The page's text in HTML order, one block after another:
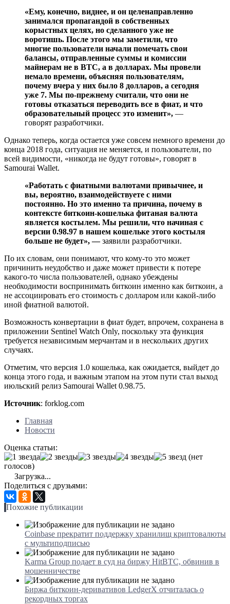
«Ему, конечно, виднее, и он целенаправленно
занимался пропагандой в собственных
корыстных целях, но сделанного уже не
воротишь. После этого мы заметили, что
многие пользователи начали помечать свои
балансы, отправленные суммы и комиссии
майнерам не в BTC, а в долларах. Мы провели
немало времени, объясняя пользователям,
почему вчера у них было 8 долларов, а сегодня
уже 7. Мы по-прежнему считали, что они не
готовы отказаться переводить все в фиат, и что
образовательный процесс это изменит», —
говорят разработчики.
Однако теперь, когда остается уже совсем немного времени до
конца 2018 года, ситуация не меняется, и пользователи, по
всей видимости, «никогда не будут готовы», говорят в
Samourai Wallet.
«Работать с фиатными валютами привычнее, и
вы, вероятно, взаимодействуете с ними
постоянно. Но это именно та причина, почему в
контексте биткоин-кошелька фитаная валюта
является костылем. Мы решили, что начиная с
версии 0.98.97 в нашем кошельке этого костыля
больше не будет», —заявили разработчики.
По их словам, они понимают, что кому-то это может
причинить неудобство и даже может привести к потере
какого-то числа пользователей, однако убеждены
необходимости воспринимать биткоин именно как биткоин, а
не ассоциировать его стоимость с долларом или какой-либо
иной фиатной валютой.
Возможность конвертации в фиат будет, впрочем, сохранена в
приложении Sentinel Watch Only, поскольку эта функция
требуется независимым мерчантам и в нескольких других
случаях.
Отметим, что версия 1.0 кошелька, как ожидается, выйдет до
конца этого года, и важным этапом на этом пути стал выход
июльский релиз Samourai Wallet 0.98.75.
Источник: forklog.com
Главная
Новости
Оценка статьи:
(нет
голосов)
Загрузка...
Поделиться с друзьями:
Похожие публикации
Coinbase прекратит поддержку хранилищ криптовалюты
с мультиподписью
Karma Group подает в суд на биржу HitBTC, обвинив в
мошенничестве
Биржа биткоин-деривативов LedgerX отчиталась о
рекордных торгах